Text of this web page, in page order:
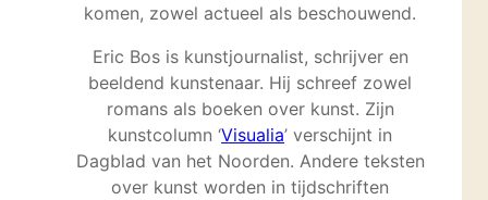
komen, zowel actueel als beschouwend.
Eric Bos is kunstjournalist, schrijver en
beeldend kunstenaar. Hij schreef zowel
romans als boeken over kunst. Zijn
kunstcolumn ‘Visualia’ verschijnt in
Dagblad van het Noorden. Andere teksten
over kunst worden in tijdschriften